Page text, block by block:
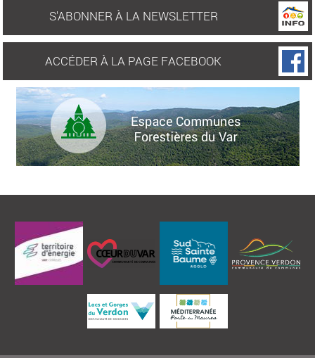
S'ABONNER À LA NEWSLETTER
ACCÉDER À LA PAGE FACEBOOK